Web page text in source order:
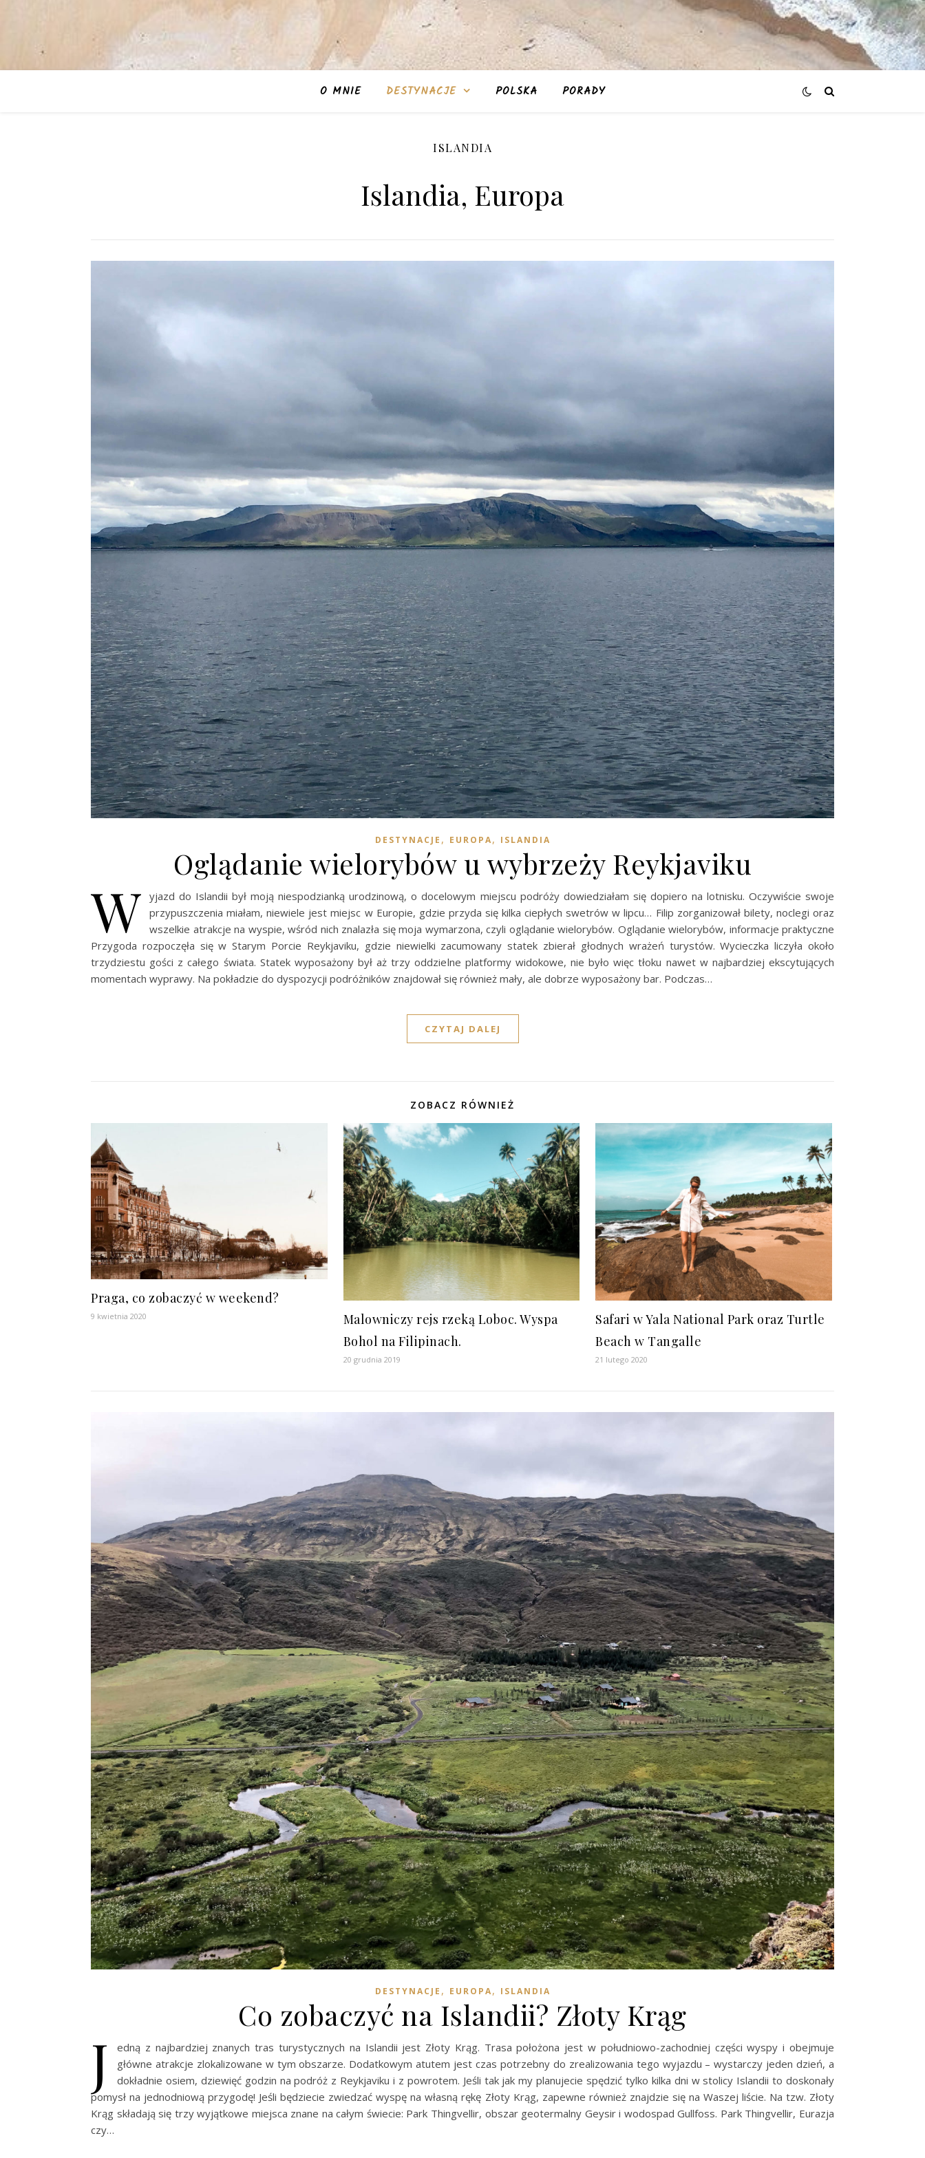
O MNIE DESTYNACJE POLSKA PORADY
ISLANDIA
Islandia, Europa
DESTYNACJE , EUROPA, ISLANDIA
Oglądanie wielorybów u wybrzeży Reykjaviku
W yjazd do Islandii był moją niespodzianką urodzinową, o docelowym miejscu podróży dowiedziałam się dopiero na lotnisku. Oczywiście swoje
przypuszczenia miałam, niewiele jest miejsc w Europie, gdzie przyda się kilka ciepłych swetrów w lipcu… Filip zorganizował bilety, noclegi oraz
wszelkie atrakcje na wyspie, wśród nich znalazła się moja wymarzona, czyli oglądanie wielorybów. Oglądanie wielorybów, informacje praktyczne
Przygoda rozpoczęła się w Starym Porcie Reykjaviku, gdzie niewielki zacumowany statek zbierał głodnych wrażeń turystów. Wycieczka liczyła około
trzydziestu gości z całego świata. Statek wyposażony był aż trzy oddzielne platformy widokowe, nie było więc tłoku nawet w najbardziej ekscytujących
momentach wyprawy. Na pokładzie do dyspozycji podróżników znajdował się również mały, ale dobrze wyposażony bar. Podczas…
CZYTAJ DALEJ
ZOBACZ RÓWNIEŻ
Praga, co zobaczyć w weekend?
9 kwietnia 2020
Malowniczy rejs rzeką Loboc. Wyspa
Bohol na Filipinach.
20 grudnia 2019
Safari w Yala National Park oraz Turtle
Beach w Tangalle
21 lutego 2020
DESTYNACJE , EUROPA, ISLANDIA
Co zobaczyć na Islandii? Złoty Krąg
J
edną z najbardziej znanych tras turystycznych na Islandii jest Złoty Krąg. Trasa położona jest w południowo-zachodniej części wyspy i obejmuje
główne atrakcje zlokalizowane w tym obszarze. Dodatkowym atutem jest czas potrzebny do zrealizowania tego wyjazdu – wystarczy jeden dzień, a
dokładnie osiem, dziewięć godzin na podróż z Reykjaviku i z powrotem. Jeśli tak jak my planujecie spędzić tylko kilka dni w stolicy Islandii to doskonały
pomysł na jednodniową przygodę! Jeśli będziecie zwiedzać wyspę na własną rękę Złoty Krąg, zapewne również znajdzie się na Waszej liście. Na tzw. Złoty
Krąg składają się trzy wyjątkowe miejsca znane na całym świecie: Park Thingvellir, obszar geotermalny Geysir i wodospad Gullfoss. Park Thingvellir, Eurazja
czy…